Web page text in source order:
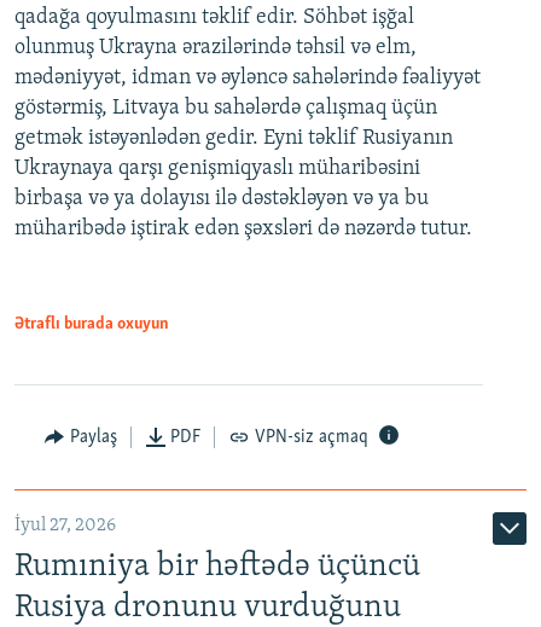
qadağa qoyulmasını təklif edir. Söhbət işğal
olunmuş Ukrayna ərazilərində təhsil və elm,
mədəniyyət, idman və əyləncə sahələrində fəaliyyət
göstərmiş, Litvaya bu sahələrdə çalışmaq üçün
getmək istəyənlədən gedir. Eyni təklif Rusiyanın
Ukraynaya qarşı genişmiqyaslı müharibəsini
birbaşa və ya dolayısı ilə dəstəkləyən və ya bu
müharibədə iştirak edən şəxsləri də nəzərdə tutur.
Ətraflı burada oxuyun
Paylaş PDF VPN-siz açmaq
İyul 27, 2026
Rumıniya bir həftədə üçüncü
Rusiya dronunu vurduğunu